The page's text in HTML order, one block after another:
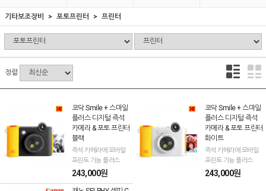
기타보조장비 포토프린터 프린터
정렬
코닥 Smile + 스마일
플러스 디지털 즉석
카메라 & 포토 프린터
블랙
즉석 카메라에 모바일
프린트 기능 플러스
243,000원
코닥 Smile + 스마일
플러스 디지털 즉석
카메라 & 포토 프린터
화이트
즉석 카메라에 모바일
프린트 기능 플러스
243,000원